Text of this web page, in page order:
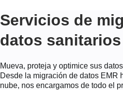
Servicios de
datos sanitarios
Mueva, proteja y optimice sus
Desde la migración de datos EMR
nube, nos encargamos de todo el